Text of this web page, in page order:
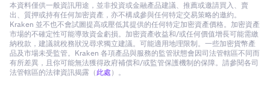
本資料僅供一般資訊用途，並非投資或金融產品建議、推薦或邀請買入、賣
出、質押或持有任何加密資產，亦不構成參與任何特定交易策略的邀約。
Kraken 並不也不會試圖提高或壓低其提供的任何特定加密資產價格。加密資產
市場的不確定性可能導致資金虧損。加密資產收益和/或任何價值增長可能需繳
納稅款，建議就稅務狀況尋求獨立建議。可能適用地理限制。一些加密貨幣產
品及市場未受監管。Kraken 各項產品與服務的監管狀態會因司法管轄區不同而
有所差異，且你可能無法獲得政府補償和/或監管保護機制的保障。請參閱各司
法管轄區的法律資訊揭露（此處）。